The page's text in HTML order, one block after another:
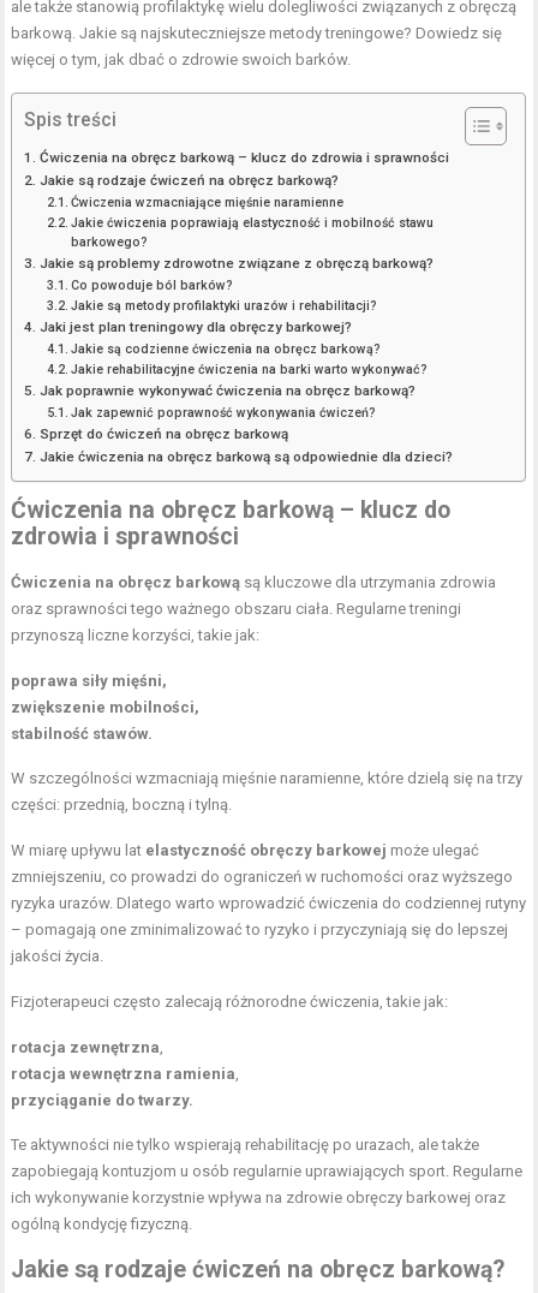
ale także stanowią profilaktykę wielu dolegliwości związanych z obręczą
barkową. Jakie są najskuteczniejsze metody treningowe? Dowiedz się
więcej o tym, jak dbać o zdrowie swoich barków.
Spis treści
Ćwiczenia na obręcz barkową – klucz do zdrowia i sprawności
Jakie są rodzaje ćwiczeń na obręcz barkową?
Ćwiczenia wzmacniające mięśnie naramienne
Jakie ćwiczenia poprawiają elastyczność i mobilność stawu
barkowego?
Jakie są problemy zdrowotne związane z obręczą barkową?
Co powoduje ból barków?
Jakie są metody profilaktyki urazów i rehabilitacji?
Jaki jest plan treningowy dla obręczy barkowej?
Jakie są codzienne ćwiczenia na obręcz barkową?
Jakie rehabilitacyjne ćwiczenia na barki warto wykonywać?
Jak poprawnie wykonywać ćwiczenia na obręcz barkową?
Jak zapewnić poprawność wykonywania ćwiczeń?
Sprzęt do ćwiczeń na obręcz barkową
Jakie ćwiczenia na obręcz barkową są odpowiednie dla dzieci?
Ćwiczenia na obręcz barkową – klucz do
zdrowia i sprawności
Ćwiczenia na obręcz barkową są kluczowe dla utrzymania zdrowia
oraz sprawności tego ważnego obszaru ciała. Regularne treningi
przynoszą liczne korzyści, takie jak:
poprawa siły mięśni,
zwiększenie mobilności,
stabilność stawów.
W szczególności wzmacniają mięśnie naramienne, które dzielą się na trzy
części: przednią, boczną i tylną.
W miarę upływu lat elastyczność obręczy barkowej może ulegać
zmniejszeniu, co prowadzi do ograniczeń w ruchomości oraz wyższego
ryzyka urazów. Dlatego warto wprowadzić ćwiczenia do codziennej rutyny
– pomagają one zminimalizować to ryzyko i przyczyniają się do lepszej
jakości życia.
Fizjoterapeuci często zalecają różnorodne ćwiczenia, takie jak:
rotacja zewnętrzna,
rotacja wewnętrzna ramienia,
przyciąganie do twarzy.
Te aktywności nie tylko wspierają rehabilitację po urazach, ale także
zapobiegają kontuzjom u osób regularnie uprawiających sport. Regularne
ich wykonywanie korzystnie wpływa na zdrowie obręczy barkowej oraz
ogólną kondycję fizyczną.
Jakie są rodzaje ćwiczeń na obręcz barkową?